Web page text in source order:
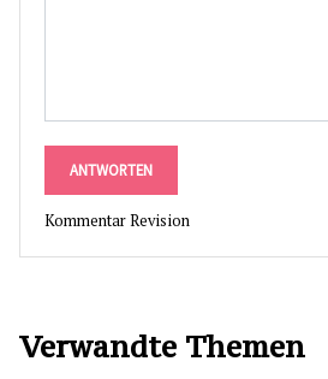
ANTWORTEN
Kommentar Revision
Verwandte Themen